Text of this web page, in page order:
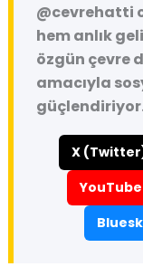
@cevrehatti
hem anlık
özgün çevre
amacıyla
X
YouTube